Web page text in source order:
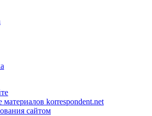
материалов korrespondent.net
сайтом